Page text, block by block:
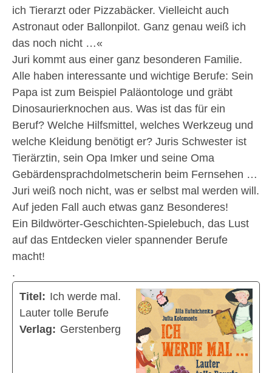
ich Tierarzt oder Pizzabäcker. Vielleicht auch
Astronaut oder Ballonpilot. Ganz genau weiß ich
das noch nicht …«
Juri kommt aus einer ganz besonderen Familie.
Alle haben interessante und wichtige Berufe: Sein
Papa ist zum Beispiel Paläontologe und gräbt
Dinosaurierknochen aus. Was ist das für ein
Beruf? Welche Hilfsmittel, welches Werkzeug und
welche Kleidung benötigt er? Juris Schwester ist
Tierärztin, sein Opa Imker und seine Oma
Gebärdensprachdolmetscherin beim Fernsehen …
Juri weiß noch nicht, was er selbst mal werden will.
Auf jeden Fall auch etwas ganz Besonderes!
Ein Bildwörter-Geschichten-Spielebuch, das Lust
auf das Entdecken vieler spannender Berufe
macht!
.
Titel: Ich werde mal.
Lauter tolle Berufe
Verlag: Gerstenberg